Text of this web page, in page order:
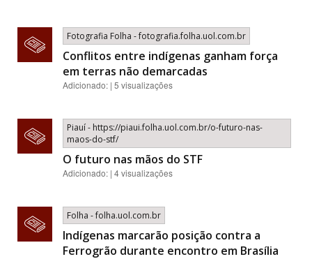
Fotografia Folha - fotografia.folha.uol.com.br
Conflitos entre indígenas ganham força
em terras não demarcadas
Adicionado: | 5 visualizações
Piauí - https://piaui.folha.uol.com.br/o-futuro-nas-
maos-do-stf/
O futuro nas mãos do STF
Adicionado: | 4 visualizações
Folha - folha.uol.com.br
Indígenas marcarão posição contra a
Ferrogrão durante encontro em Brasília